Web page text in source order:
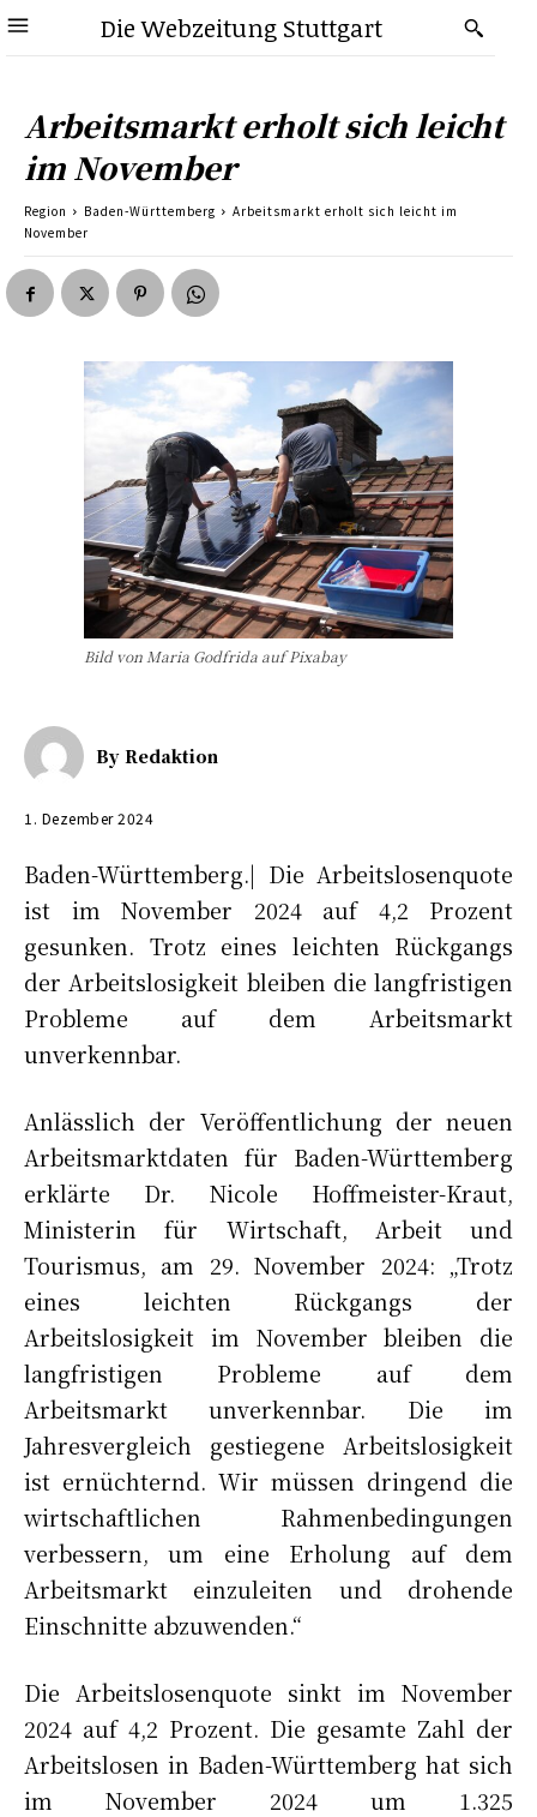
Die Webzeitung Stuttgart
Arbeitsmarkt erholt sich leicht
im November
Region Baden-Württemberg
Arbeitsmarkt erholt sich leicht im
November
Bild von Maria Godfrida auf Pixabay
By Redaktion
1. Dezember 2024
Baden-Württemberg.| Die Arbeitslosenquote
ist im November 2024 auf 4,2 Prozent
gesunken. Trotz eines leichten Rückgangs
der Arbeitslosigkeit bleiben die langfristigen
Probleme auf dem Arbeitsmarkt
unverkennbar.
Anlässlich der Veröffentlichung der neuen
Arbeitsmarktdaten für Baden-Württemberg
erklärte Dr. Nicole Hoffmeister-Kraut,
Ministerin für Wirtschaft, Arbeit und
Tourismus, am 29. November 2024: „Trotz
eines leichten Rückgangs der
Arbeitslosigkeit im November bleiben die
langfristigen Probleme auf dem
Arbeitsmarkt unverkennbar. Die im
Jahresvergleich gestiegene Arbeitslosigkeit
ist ernüchternd. Wir müssen dringend die
wirtschaftlichen Rahmenbedingungen
verbessern, um eine Erholung auf dem
Arbeitsmarkt einzuleiten und drohende
Einschnitte abzuwenden.“
Die Arbeitslosenquote sinkt im November
2024 auf 4,2 Prozent. Die gesamte Zahl der
Arbeitslosen in Baden-Württemberg hat sich
im November 2024 um 1.325